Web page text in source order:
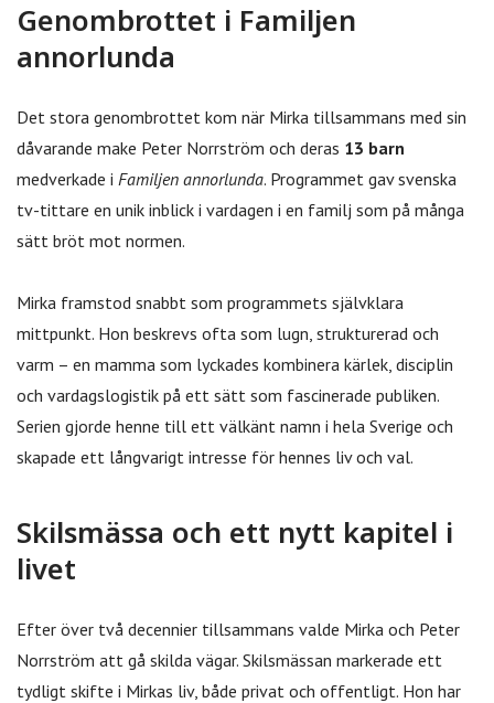
Genombrottet i Familjen
annorlunda
Det stora genombrottet kom när Mirka tillsammans med sin
dåvarande make Peter Norrström och deras 13 barn
medverkade i Familjen annorlunda. Programmet gav svenska
tv-tittare en unik inblick i vardagen i en familj som på många
sätt bröt mot normen.
Mirka framstod snabbt som programmets självklara
mittpunkt. Hon beskrevs ofta som lugn, strukturerad och
varm – en mamma som lyckades kombinera kärlek, disciplin
och vardagslogistik på ett sätt som fascinerade publiken.
Serien gjorde henne till ett välkänt namn i hela Sverige och
skapade ett långvarigt intresse för hennes liv och val.
Skilsmässa och ett nytt kapitel i
livet
Efter över två decennier tillsammans valde Mirka och Peter
Norrström att gå skilda vägar. Skilsmässan markerade ett
tydligt skifte i Mirkas liv, både privat och offentligt. Hon har